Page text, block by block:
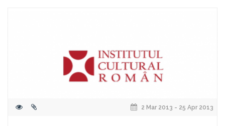
2 Mar 2013 - 25 Apr 2013